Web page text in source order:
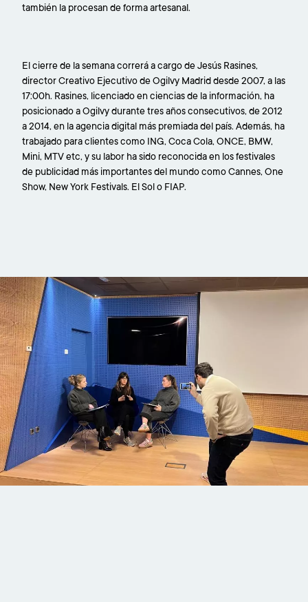
también la procesan de forma artesanal.
El cierre de la semana correrá a cargo de Jesús Rasines,
director Creativo Ejecutivo de Ogilvy Madrid desde 2007, a las
17:00h. Rasines, licenciado en ciencias de la información, ha
posicionado a Ogilvy durante tres años consecutivos, de 2012
a 2014, en la agencia digital más premiada del país. Además, ha
trabajado para clientes como ING, Coca Cola, ONCE, BMW,
Mini, MTV etc, y su labor ha sido reconocida en los festivales
de publicidad más importantes del mundo como Cannes, One
Show, New York Festivals. El Sol o FIAP.